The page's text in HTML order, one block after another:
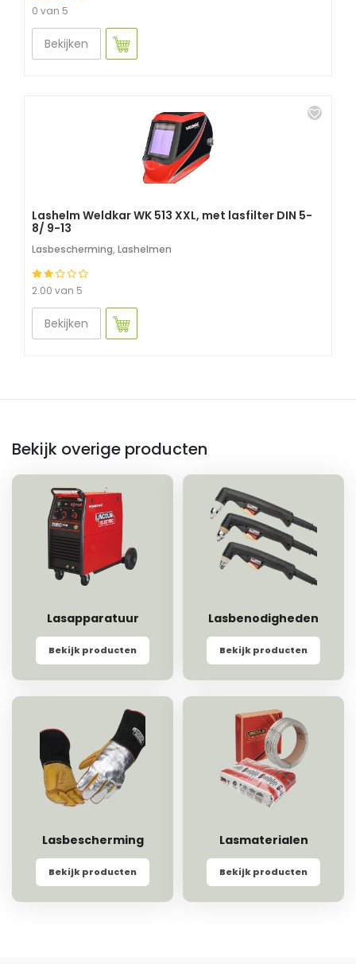
0 van 5
Bekijken
Lashelm Weldkar WK 513 XXL, met lasfilter DIN 5-
8/ 9-13
Lasbescherming, Lashelmen
2.00 van 5
Bekijken
Bekijk overige producten
Lasapparatuur
Bekijk producten
Lasbenodigheden
Bekijk producten
Lasbescherming
Bekijk producten
Lasmaterialen
Bekijk producten